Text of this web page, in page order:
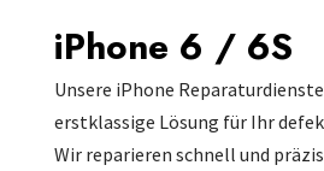
iPhone 6 / 6S
Unsere iPhone
erstklassige Lösung für Ihr
Wir reparieren schnell und